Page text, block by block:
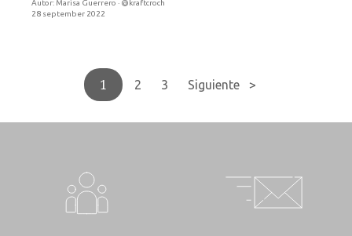
Autor: Marisa Guerrero · @kraftcroch
28 september 2022
1 2 3 Siguiente >